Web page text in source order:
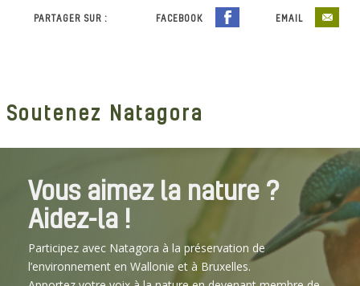
PARTAGER SUR : FACEBOOK EMAIL
Soutenez Natagora
Vous aimez la nature ?
Aidez-la !
Participez avec Natagora à la préservation de
l’environnement en Wallonie et à Bruxelles.